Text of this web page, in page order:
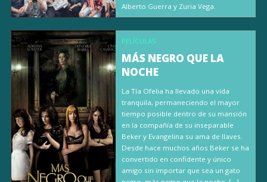
Alberto Guerra y Zuria Vega.
PELÍCULAS
MÁS NEGRO QUE LA
NOCHE
La Tía Ofelia ha llevado una vida
tranquila, permaneciendo el mayor
tiempo posible dentro de su mansión
en la compañía de su inseparable
Beker y Evangelina su ama de llaves.
Desde hace muchos años Beker se ha
convertido en confidente y único
amigo sin importar que sea un gato